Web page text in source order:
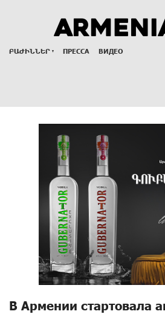
ԲԱԺԻՆՆԵՐ ПРЕССА ВИДЕО
В Армении стартовала